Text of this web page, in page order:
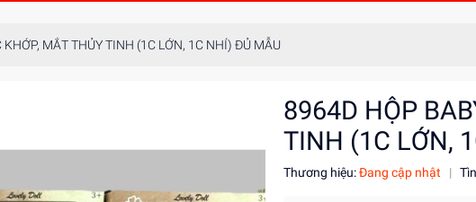
MẮT THỦY TINH (1C LỚN, 1C NHÍ) ĐỦ MẪU
8964D HỘP
TINH (1C LỚN,
Thương hiệu:Đang cập nhật |